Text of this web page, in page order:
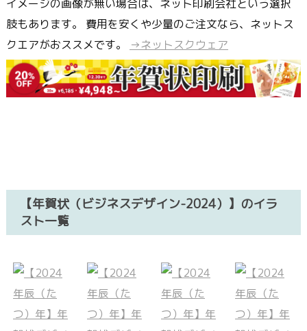
イメージの画像が無い場合は、ネット印刷会社という選択
肢もあります。 費用を安くや少量のご注文なら、ネットス
クエアがおススメです。
→ネットスクウェア
【年賀状（ビジネスデザイン-2024）】のイラ
スト一覧